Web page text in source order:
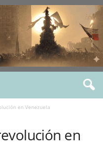
en Venezuela
en